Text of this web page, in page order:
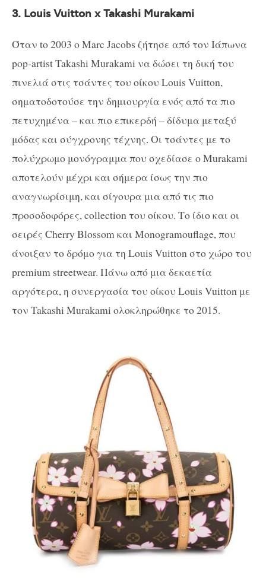
3. Louis Vuitton x Takashi Murakami
Όταν to 2003 ο Marc Jacobs ζήτησε από τον Ιάπωνα
pop-artist Takashi Murakami να δώσει τη δική του
πινελιά στις τσάντες του οίκου Louis Vuitton,
σηματοδοτούσε την δημιουργία ενός από τα πιο
πετυχημένα – και πιο επικερδή – δίδυμα μεταξύ
μόδας και σύγχρονης τέχνης. Οι τσάντες με το
πολύχρωμο μονόγραμμα που σχεδίασε ο Murakami
αποτελούν μέχρι και σήμερα ίσως την πιο
αναγνωρίσιμη, και σίγουρα μια από τις πιο
προσοδοφόρες, collection του οίκου. Το ίδιο και οι
σειρές Cherry Blossom και Monogramouflage, που
άνοιξαν το δρόμο για τη Louis Vuitton στο χώρο του
premium streetwear. Πάνω από μια δεκαετία
αργότερα, η συνεργασία του οίκου Louis Vuitton με
τον Takashi Murakami ολοκληρώθηκε το 2015.